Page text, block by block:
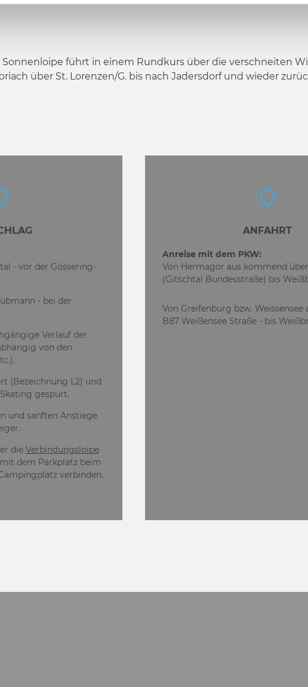
führt in einem Rundkurs über die verschneiten
über St. Lorenzen/G. bis nach Jadersdorf und wieder
- vor der Gössering-
- bei der
Verlauf der
von den
(Bezeichnung L2) und
gespurt.
und sanften Anstiege
die Verbindungsloipe
dem Parkplatz beim
verbinden.
ANFAHRT
Anreise mit dem PKW:
Von Hermagor aus kommend
(Gitschtal Bundesstraße) bis
Von Greifenburg bzw. Weissensee
B87 Weißensee Straße - bis